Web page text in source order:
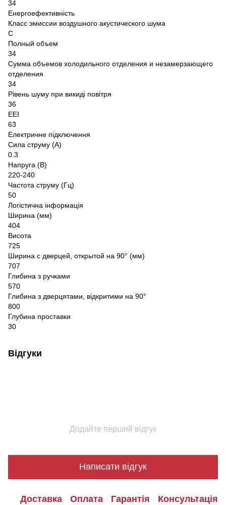
34
Енергоефективність
Класс эмиссии воздушного акустического шума
C
Полный объем
34
Сумма объемов холодильного отделения и незамерзающего
отделения
34
Рівень шуму при викиді повітря
36
EEI
63
Електричне підключення
Сила струму (А)
0.3
Напруга (В)
220-240
Частота струму (Гц)
50
Логістична інформація
Ширина (мм)
404
Висота
725
Ширина с дверцей, открытой на 90° (мм)
707
Глибина з ручками
570
Глибина з дверцятами, відкритими на 90°
800
Глубина проставки
30
Відгуки
Додайте перший відгук
Написати відгук
Доставка Оплата Гарантія Консультація